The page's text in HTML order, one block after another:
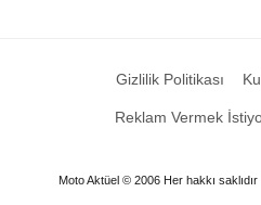
Gizlilik Politikası
Reklam Vermek
Moto Aktüel © 2006 Her hakkı saklıdır